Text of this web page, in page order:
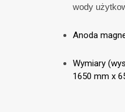
wody
Anoda
Wymiary
1650 mm x